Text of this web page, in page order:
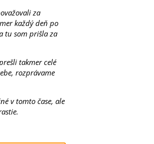
za
každý deň po
tu som prišla za
takmer celé
rozprávame
v tomto čase, ale